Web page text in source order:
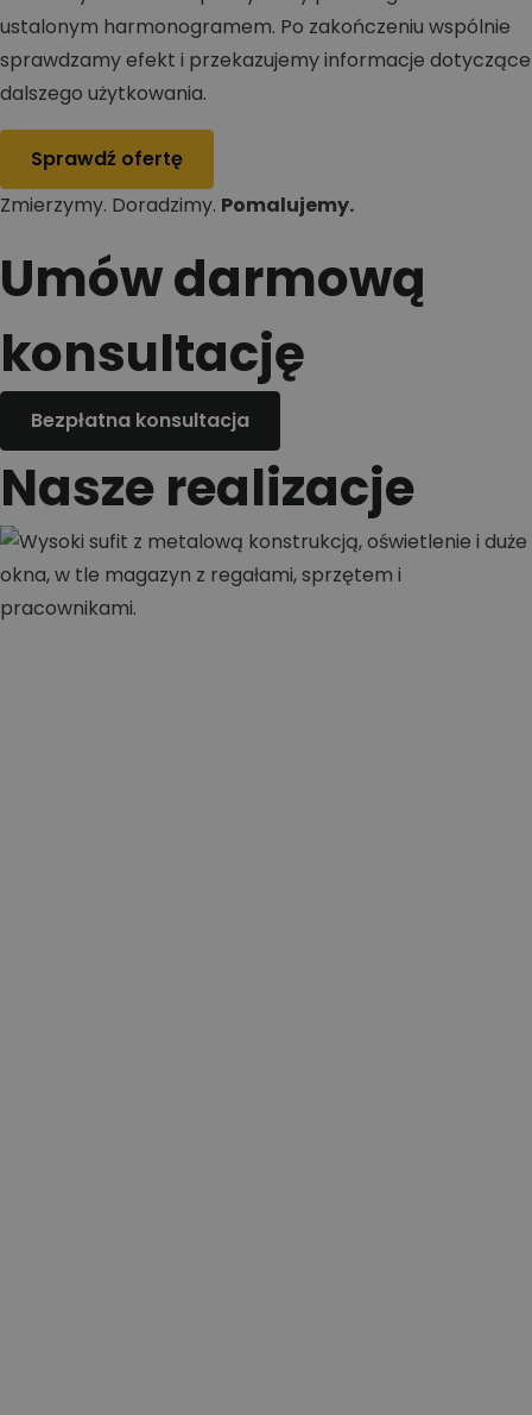
ustalonym harmonogramem. Po zakończeniu wspólnie
sprawdzamy efekt i przekazujemy informacje dotyczące
dalszego użytkowania.
Sprawdź ofertę
Zmierzymy. Doradzimy. Pomalujemy.
Umów darmową
konsultację
Bezpłatna konsultacja
Nasze realizacje